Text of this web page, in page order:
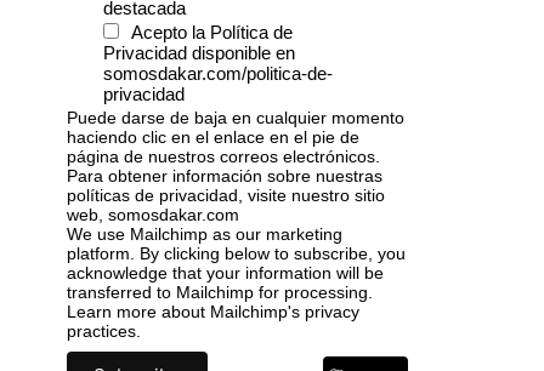
destacada
Acepto la Política de
Privacidad disponible en
somosdakar.com/politica-de-
privacidad
Puede darse de baja en cualquier momento
haciendo clic en el enlace en el pie de
página de nuestros correos electrónicos.
Para obtener información sobre nuestras
políticas de privacidad, visite nuestro sitio
web, somosdakar.com
We use Mailchimp as our marketing
platform. By clicking below to subscribe, you
acknowledge that your information will be
transferred to Mailchimp for processing.
Learn more about Mailchimp's privacy
practices.